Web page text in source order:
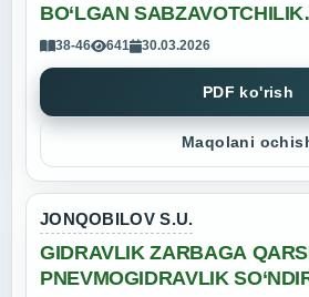
BO‘LGAN SABZAVOTCHILIK
TRAKTORINING YURISH
TAKOMILLASHTIRISH
38-46 641 30.03.2026
PDF ko'rish
Maqolani
JONQOBILOV S.U.
GIDRAVLIK ZARBAGA
PNEVMOGIDRAVLIK